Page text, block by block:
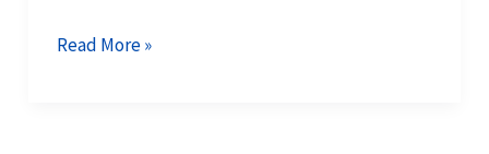
Social
Read More »